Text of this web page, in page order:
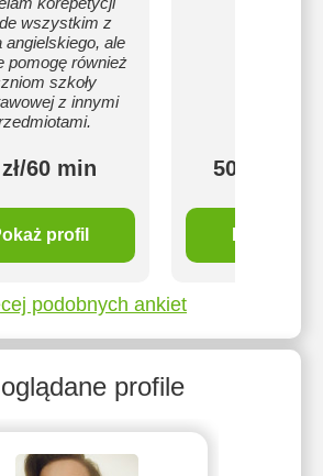
wszystkim z
angielskiego, ale
pomogę również
szkoły
z innymi
60 min
profil
50 zł/60
podobnych ankiet
profile